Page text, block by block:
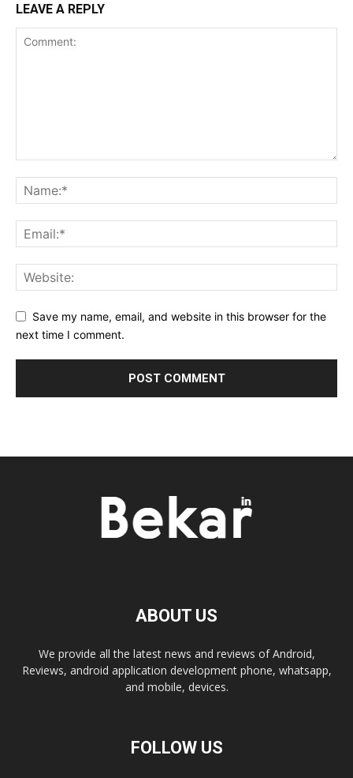
LEAVE A REPLY
Save my name, email, and website in this browser for the
next time I comment.
ABOUT US
We provide all the latest news and reviews of Android,
Reviews, android application development phone, whatsapp,
and mobile, devices.
FOLLOW US